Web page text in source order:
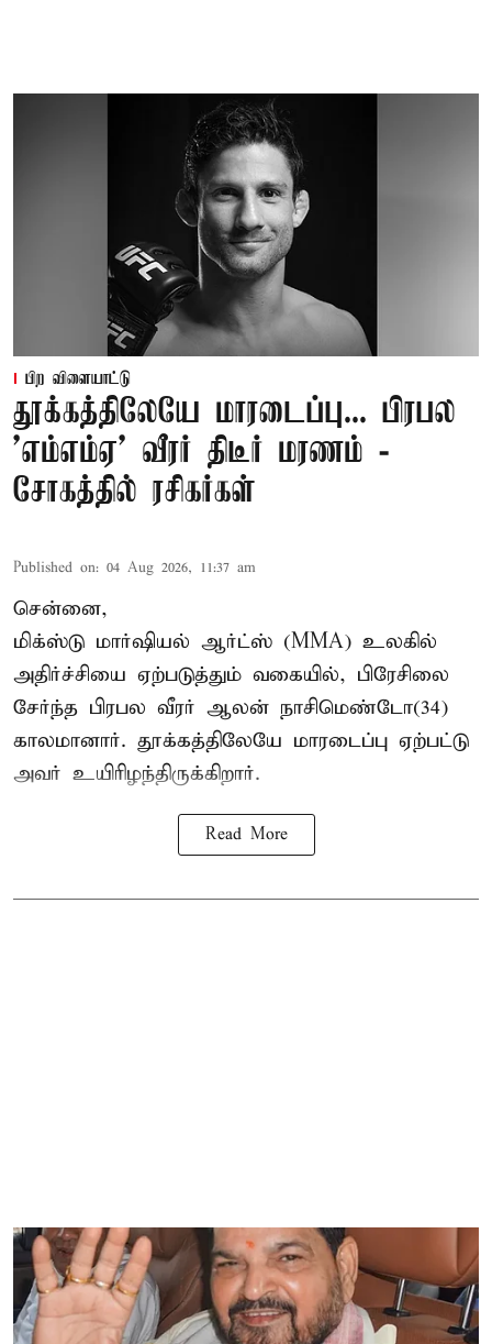
பிற விளையாட்டு
தூக்கத்திலேயே மாரடைப்பு... பிரபல
’எம்எம்ஏ’ வீரர் திடீர் மரணம் -
சோகத்தில் ரசிகர்கள்
Published on: 04 Aug 2026, 11:37 am
சென்னை,
மிக்ஸ்டு மார்ஷியல் ஆர்ட்ஸ் (MMA) உலகில்
அதிர்ச்சியை ஏற்படுத்தும் வகையில், பிரேசிலை
சேர்ந்த பிரபல வீரர் ஆலன் நாசிமெண்டோ(34)
காலமானார். தூக்கத்திலேயே மாரடைப்பு ஏற்பட்டு
அவர் உயிரிழந்திருக்கிறார்.
Read More